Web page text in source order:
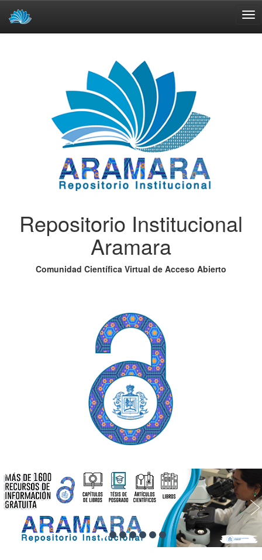
Repositorio Institucional
Aramara
Comunidad Científica Virtual de Acceso Abierto